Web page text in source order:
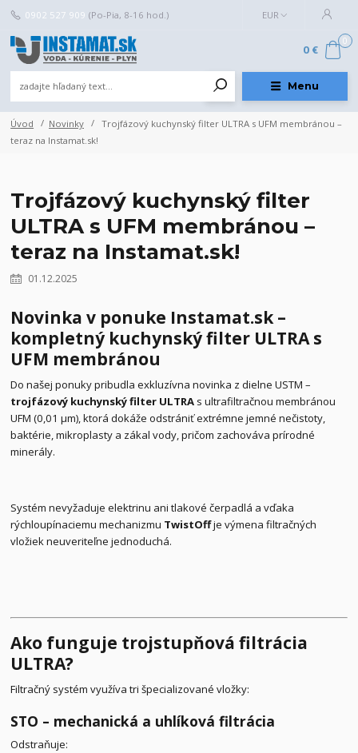
Menu
EUR
0902 527 909 (Po-Pia, 8-16 hod.)
0
0 €
Úvod Novinky
Trojfázový kuchynský filter ULTRA s UFM membránou –
teraz na Instamat.sk!
Trojfázový kuchynský filter
ULTRA s UFM membránou –
teraz na Instamat.sk!
01.12.2025
Novinka v ponuke Instamat.sk –
kompletný kuchynský filter ULTRA s
UFM membránou
Do našej ponuky pribudla exkluzívna novinka z dielne USTM –
trojfázový kuchynský filter ULTRA s ultrafiltračnou membránou
UFM (0,01 μm), ktorá dokáže odstrániť extrémne jemné nečistoty,
baktérie, mikroplasty a zákal vody, pričom zachováva prírodné
minerály.
Systém nevyžaduje elektrinu ani tlakové čerpadlá a vďaka
rýchloupínaciemu mechanizmu TwistOffje výmena filtračných
vložiek neuveriteľne jednoduchá.
Ako funguje trojstupňová filtrácia
ULTRA?
Filtračný systém využíva tri špecializované vložky:
STO – mechanická a uhlíková filtrácia
Odstraňuje: